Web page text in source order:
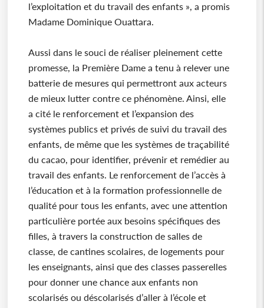
l’exploitation et du travail des enfants », a promis
Madame Dominique Ouattara.
Aussi dans le souci de réaliser pleinement cette
promesse, la Première Dame a tenu à relever une
batterie de mesures qui permettront aux acteurs
de mieux lutter contre ce phénomène. Ainsi, elle
a cité le renforcement et l’expansion des
systèmes publics et privés de suivi du travail des
enfants, de même que les systèmes de traçabilité
du cacao, pour identifier, prévenir et remédier au
travail des enfants. Le renforcement de l’accès à
l’éducation et à la formation professionnelle de
qualité pour tous les enfants, avec une attention
particulière portée aux besoins spécifiques des
filles, à travers la construction de salles de
classe, de cantines scolaires, de logements pour
les enseignants, ainsi que des classes passerelles
pour donner une chance aux enfants non
scolarisés ou déscolarisés d’aller à l’école et